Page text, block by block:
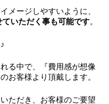
メージしやすいように、
ていただく事も可能です。
る中で、『費用感が想像
お客様より頂戴します。
ただき、お客様のご要望